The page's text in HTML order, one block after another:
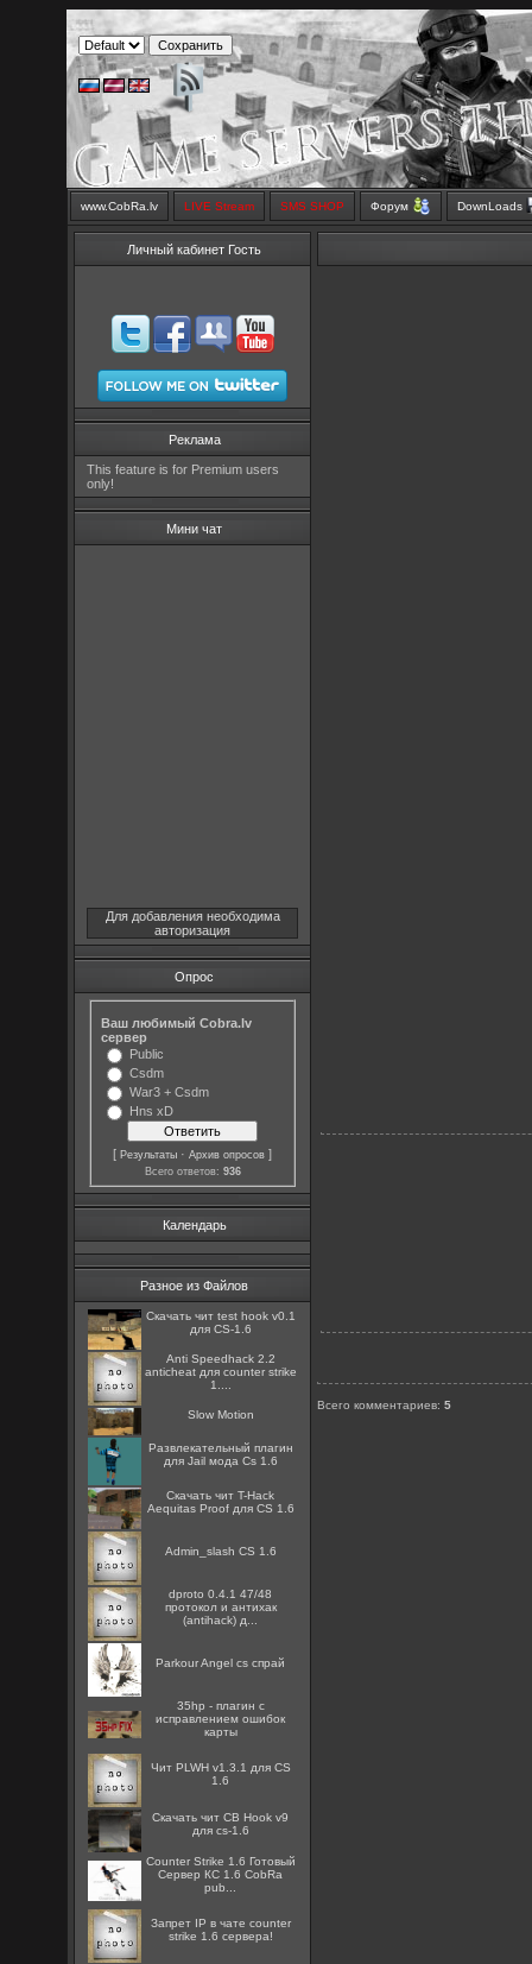
www.CobRa.lv LIVE Stream SMS SHOP Форум DownLoads
Личный кабинет Гость
Реклама
This feature is for Premium users
only!
Мини чат
Для добавления необходима
авторизация
Опрос
Ваш любимый Cobra.lv
сервер
Public
Csdm
War3 + Csdm
Hns xD
[Результаты ·Архив опросов ]
Всего ответов: 936
Календарь
Разное из Файлов
Скачать чит test hook v0.1
для CS-1.6
Anti Speedhack 2.2
anticheat для counter strike
1....
Slow Motion
Развлекательный плагин
для Jail мода Cs 1.6
Скачать чит T-Hack
Aequitas Proof для CS 1.6
Admin_slash CS 1.6
dproto 0.4.1 47/48
протокол и антихак
(antihack) д...
Parkour Angel cs спрай
35hp - плагин с
исправлением ошибок
карты
Чит PLWH v1.3.1 для CS
1.6
Скачать чит CB Hook v9
для cs-1.6
Counter Strike 1.6 Готовый
Сервер КС 1.6 CobRa
pub...
Запрет IP в чате counter
strike 1.6 сервера!
Всего комментариев:5